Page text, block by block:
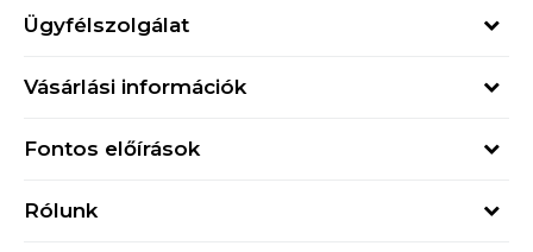
Ügyfélszolgálat
online@buzzsneakers.hu
Vásárlási információk
Visszatérítések
Fontos előírások
Rólunk